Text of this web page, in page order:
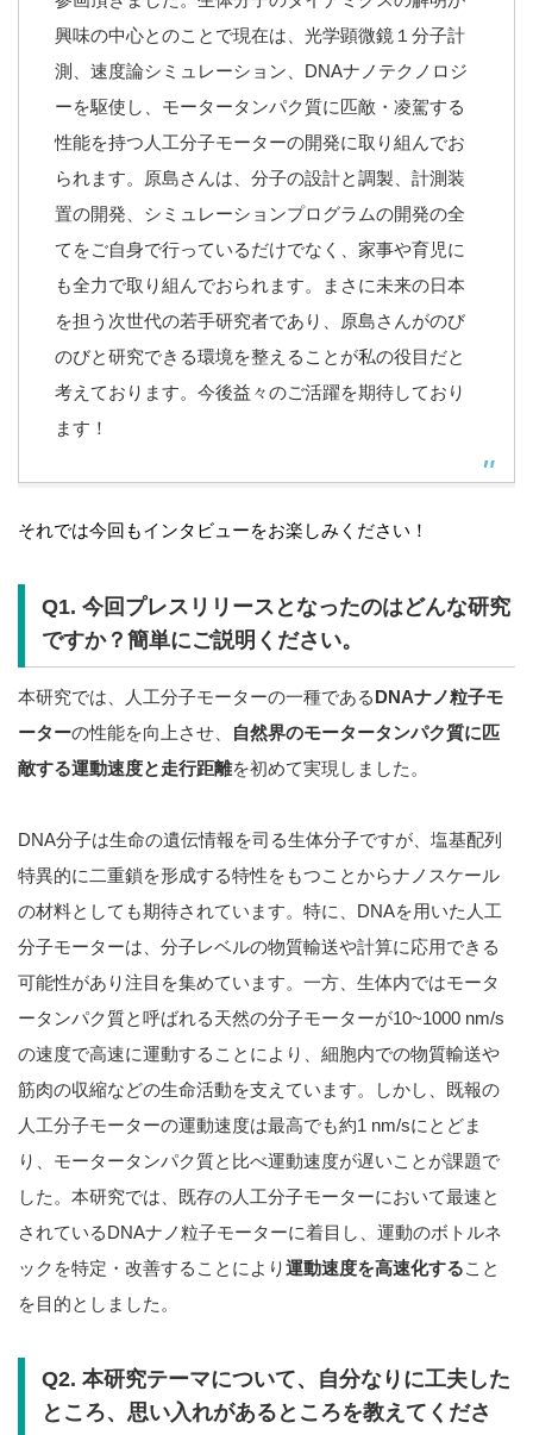
興味の中心とのことで現在は、光学顕微鏡１分子計
測、速度論シミュレーション、DNAナノテクノロジ
ーを駆使し、モータータンパク質に匹敵・凌駕する
性能を持つ人工分子モーターの開発に取り組んでお
られます。原島さんは、分子の設計と調製、計測装
置の開発、シミュレーションプログラムの開発の全
てをご自身で行っているだけでなく、家事や育児に
も全力で取り組んでおられます。まさに未来の日本
を担う次世代の若手研究者であり、原島さんがのび
のびと研究できる環境を整えることが私の役目だと
考えております。今後益々のご活躍を期待しており
ます！
それでは今回もインタビューをお楽しみください！
Q1. 今回プレスリリースとなったのはどんな研究
ですか？簡単にご説明ください。
本研究では、人工分子モーターの一種であるDNAナノ粒子モ
ーターの性能を向上させ、
自然界のモータータンパク質に匹
敵する運動速度と走行距離を初めて実現しました。
DNA分子は生命の遺伝情報を司る生体分子ですが、塩基配列
特異的に二重鎖を形成する特性をもつことからナノスケール
の材料としても期待されています。特に、DNAを用いた人工
分子モーターは、分子レベルの物質輸送や計算に応用できる
可能性があり注目を集めています。一方、生体内ではモータ
ータンパク質と呼ばれる天然の分子モーターが10~1000 nm/s
の速度で高速に運動することにより、細胞内での物質輸送や
筋肉の収縮などの生命活動を支えています。しかし、既報の
人工分子モーターの運動速度は最高でも約1 nm/sにとどま
り、モータータンパク質と比べ運動速度が遅いことが課題で
した。本研究では、既存の人工分子モーターにおいて最速と
されているDNAナノ粒子モーターに着目し、運動のボトルネ
ックを特定・改善することにより運動速度を高速化すること
を目的としました。
Q2. 本研究テーマについて、自分なりに工夫した
ところ、思い入れがあるところを教えてくださ